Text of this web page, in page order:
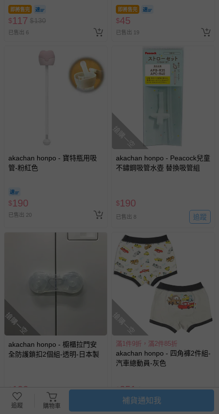
即將售完
$117 $130
已售出 6
即將售完
$45
已售出 19
akachan honpo - 寶特瓶用吸
管-粉紅色
$190
已售出 20
搶購一空
akachan honpo - Peacock兒童
不鏽鋼吸管水壺 替換吸管組
$190
已售出 8 追蹤
搶購一空
akachan honpo - 櫥櫃拉門安
全防護鎖扣2個組-透明-日本製
190
已售出 11
搶購一空
滿1件9折，滿2件85折
akachan honpo - 四角褲2件組-
汽車總動員-灰色
$351 $390
已售出 52
追蹤 購物車
補貨通知我